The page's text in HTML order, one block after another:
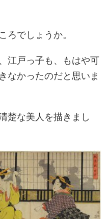
ろでしょうか。
江戸っ子も、もはや可
なかったのだと思いま
楚な美人を描きまし